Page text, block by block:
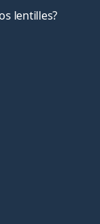
lentilles?